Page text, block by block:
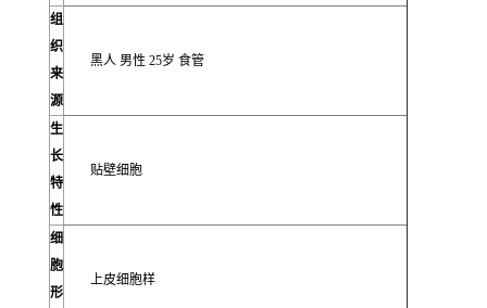
组
织
来
源
黑人 男性 25岁 食管
生
长
特
性
贴壁细胞
细
胞
形
上皮细胞样